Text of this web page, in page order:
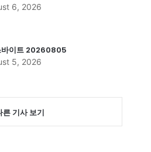
6, 2026
바이트 20260805
5, 2026
른 기사 보기